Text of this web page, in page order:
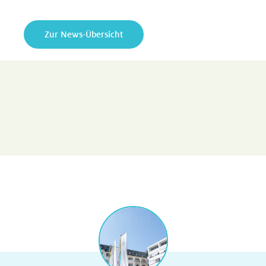
Zur News-Übersicht